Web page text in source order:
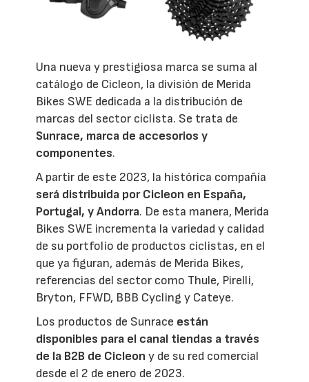
Una nueva y prestigiosa marca se suma al
catálogo de Cicleon, la división de Merida
Bikes SWE dedicada a la distribución de
marcas del sector ciclista. Se trata de
Sunrace, marca de accesorios y
componentes.
A partir de este 2023, la histórica compañía
será distribuida por Cicleon en España,
Portugal, y Andorra. De esta manera, Merida
Bikes SWE incrementa la variedad y calidad
de su portfolio de productos ciclistas, en el
que ya figuran, además de Merida Bikes,
referencias del sector como Thule, Pirelli,
Bryton, FFWD, BBB Cycling y Cateye.
Los productos de Sunrace están
disponibles para el canal tiendas a través
de la B2B de Cicleon y de su red comercial
desde el 2 de enero de 2023.